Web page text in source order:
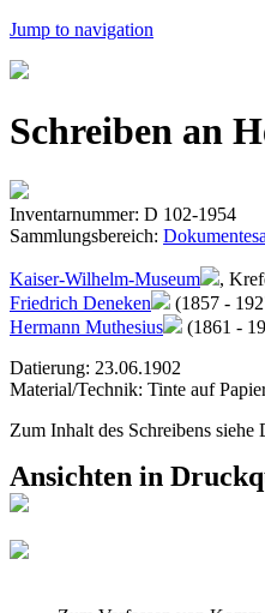
Jump to navigation
Schreiben an
Inventarnummer: D 102-1954
Sammlungsbereich:
Kaiser-Wilhelm-Museum
,
Friedrich Deneken
(1857 -
Hermann Muthesius
(1861 -
Datierung: 23.06.1902
Material/Technik: Tinte auf
Zum Inhalt des Schreibens
Ansichten in